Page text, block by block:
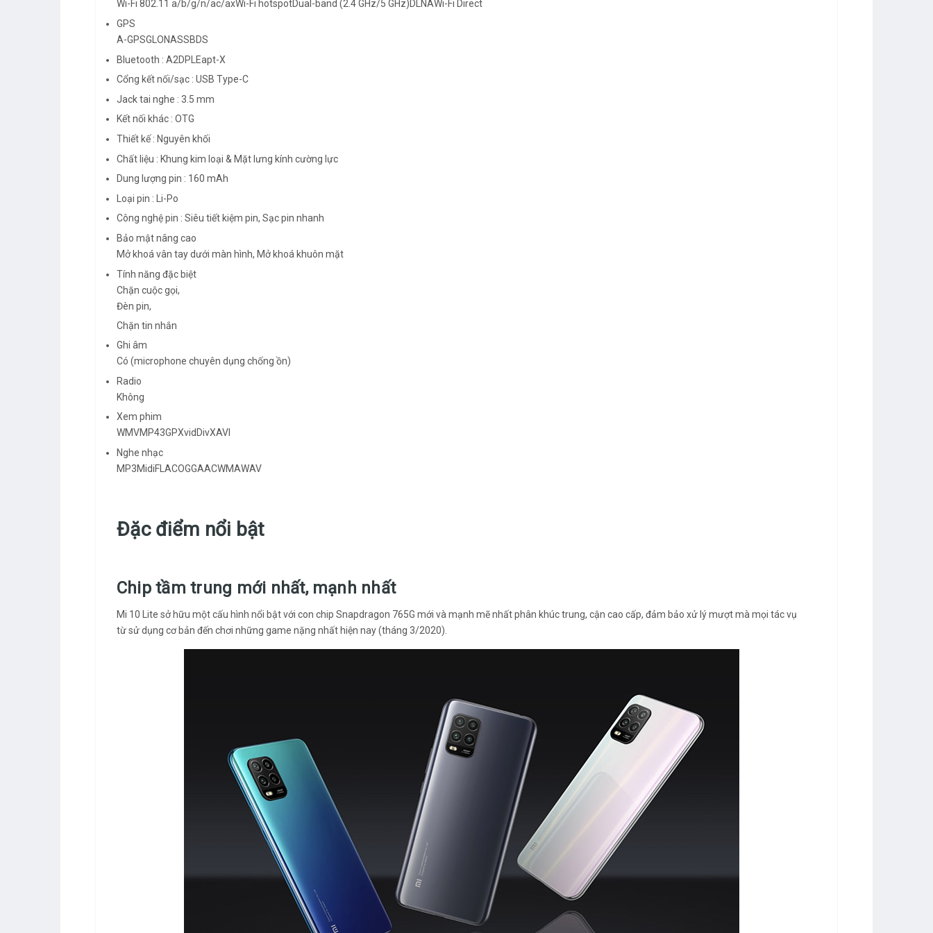
Wi-Fi 802.11 a/b/g/n/ac/axWi-Fi hotspotDual-band (2.4 GHz/5 GHz)DLNAWi-Fi Direct
GPS
A-GPSGLONASSBDS
Bluetooth : A2DPLEapt-X
Cổng kết nối/sạc : USB Type-C
Jack tai nghe : 3.5 mm
Kết nối khác : OTG
Thiết kế : Nguyên khối
Chất liệu : Khung kim loại & Mặt lưng kính cường lực
Dung lượng pin : 160 mAh
Loại pin : Li-Po
Công nghệ pin : Siêu tiết kiệm pin, Sạc pin nhanh
Bảo mật nâng cao
Mở khoá vân tay dưới màn hình, Mở khoá khuôn mặt
Tính năng đặc biệt
Chặn cuộc gọi,
Đèn pin,
Chặn tin nhắn
Ghi âm
Có (microphone chuyên dụng chống ồn)
Radio
Không
Xem phim
WMVMP43GPXvidDivXAVI
Nghe nhạc
MP3MidiFLACOGGAACWMAWAV
Đặc điểm nổi bật
Chip tầm trung mới nhất, mạnh nhất
Mi 10 Lite sở hữu một cấu hình nổi bật với con chip Snapdragon 765G mới và mạnh mẽ nhất phân khúc trung, cận cao cấp, đảm bảo xử lý mượt mà mọi tác vụ
từ sử dụng cơ bản đến chơi những game nặng nhất hiện nay (tháng 3/2020).